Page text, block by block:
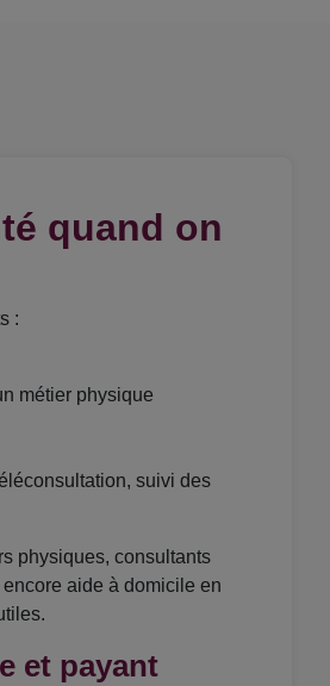
quand on
:
métier physique
suivi des
physiques, consultants
aide à domicile en
et payant